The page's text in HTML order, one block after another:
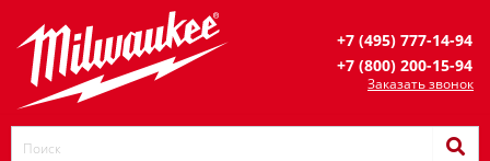
+7 (495) 777-14-94
+7 (800) 200-15-94
Заказать звонок